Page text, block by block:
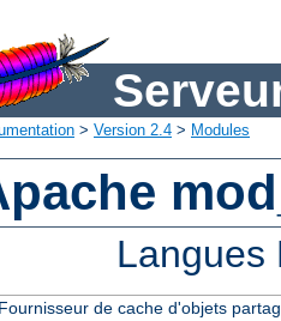
> Version 2.4 > Modules
Fournisseur de cache d'objets